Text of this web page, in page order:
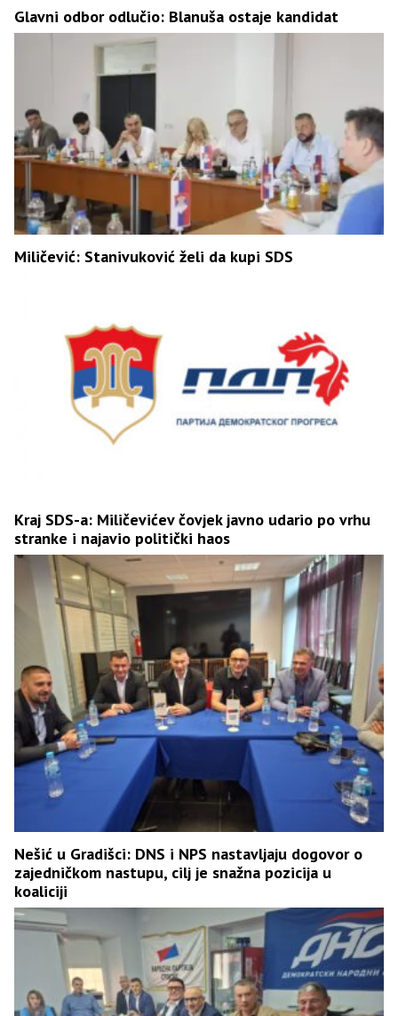
Glavni odbor odlučio: Blanuša ostaje kandidat
Miličević: Stanivuković želi da kupi SDS
Kraj SDS-a: Miličevićev čovjek javno udario po vrhu
stranke i najavio politički haos
Nešić u Gradišci: DNS i NPS nastavljaju dogovor o
zajedničkom nastupu, cilj je snažna pozicija u
koaliciji